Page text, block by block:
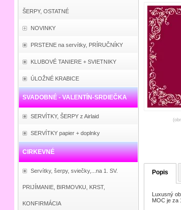
ŠERPY, OSTATNÉ
NOVINKY
PRSTENE na servítky, PRÍRUČNÍKY
KLUBOVÉ TANIERE + SVIETNIKY
ÚLOŽNÉ KRABICE
SVADOBNÉ - VALENTÍN-SRDIEČKA
SERVÍTKY, ŠERPY z Airlaid
SERVÍTKY papier + doplnky
CIRKEVNÉ
Servítky, šerpy, sviečky,...na 1. SV.
PRIJÍMANIE, BIRMOVKU, KRST,
KONFIRMÁCIA
Popis
Luxusný
MOC je za